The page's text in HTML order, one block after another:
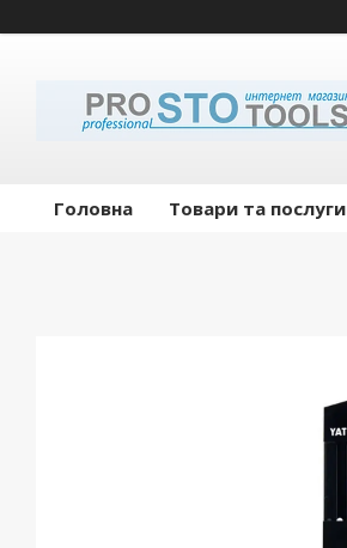
Головна Товари та послуги